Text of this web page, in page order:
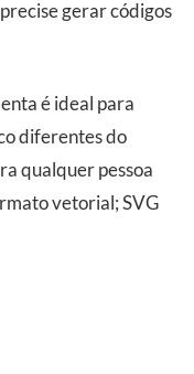
gerar códigos
é ideal para
diferentes do
qualquer pessoa
vetorial; SVG